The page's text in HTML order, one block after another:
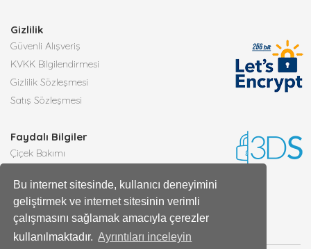
Bu internet sitesinde, kullanıcı deneyimini
geliştirmek ve internet sitesinin verimli
çalışmasını sağlamak amacıyla çerezler
kullanılmaktadır. Ayrıntıları inceleyin
Gizlilik
Güvenli Alışveriş
KVKK Bilgilendirmesi
Gizlilik Sözleşmesi
Satış Sözleşmesi
Faydalı Bilgiler
Çiçek Bakımı
Çiçek Anlamları
Tüm Blog Yazıları